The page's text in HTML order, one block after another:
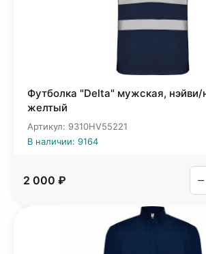
Футболка "Delta" мужская, нэйви/
желтый
Артикул: 9310HV55221
В наличии: 9164
2 000 ₽ –